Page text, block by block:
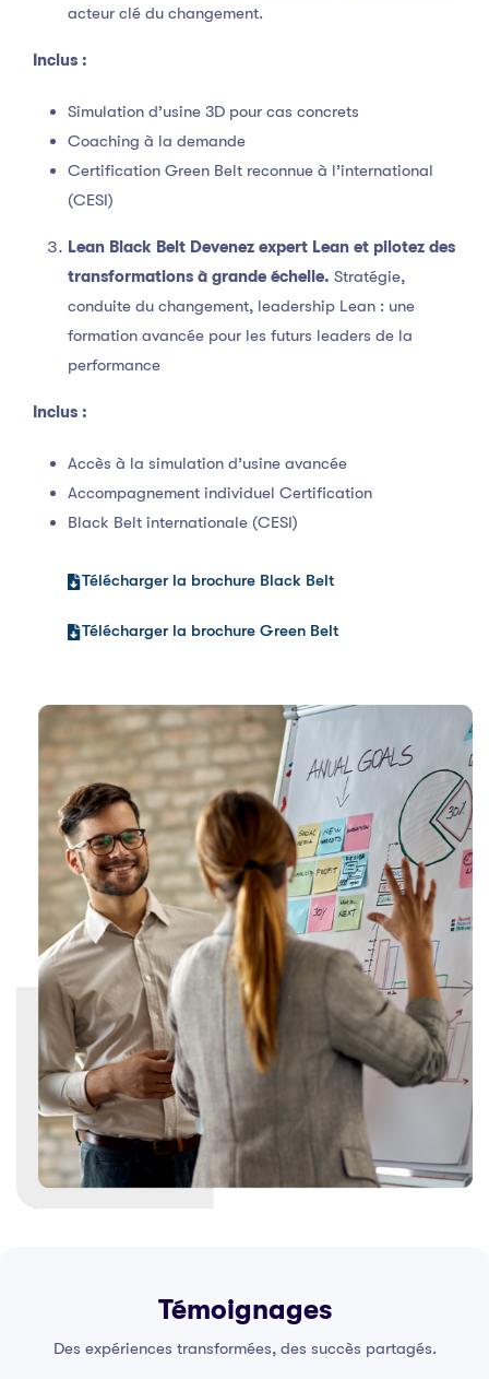
acteur clé du changement.
Inclus :
Simulation d’usine 3D pour cas concrets
Coaching à la demande
Certification Green Belt reconnue à l’international
(CESI)
Lean Black Belt Devenez expert Lean et pilotez des
transformations à grande échelle. Stratégie,
conduite du changement, leadership Lean : une
formation avancée pour les futurs leaders de la
performance
Inclus :
Accès à la simulation d’usine avancée
Accompagnement individuel Certification
Black Belt internationale (CESI)
Télécharger la brochure Black Belt
Télécharger la brochure Green Belt
Témoignages
Des expériences transformées, des succès partagés.